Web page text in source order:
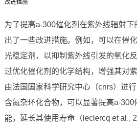
改进措施
为了提高a-300催化剂在紫外线辐射
出了一些改进措施。例如，可以在催
光稳定剂，以抑制紫外线引发的氧化
过优化催化剂的化学结构，增强其对
由法国国家科学研究中心（cnrs）进
含氮杂环化合物，可以显著提高a-300
能，延长其使用寿命（leclercq et al.,